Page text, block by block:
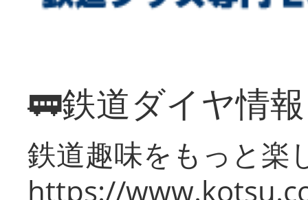
🚃鉄道ダイヤ情
鉄道趣味をもっと楽
https://